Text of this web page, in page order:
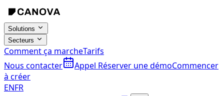
Solutions
Secteurs
Comment ça marcheTarifs
Nous contacter
Appel Réserver une démoCommencer
à créer
ENFR